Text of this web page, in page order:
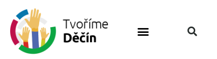
Předchozí návrh